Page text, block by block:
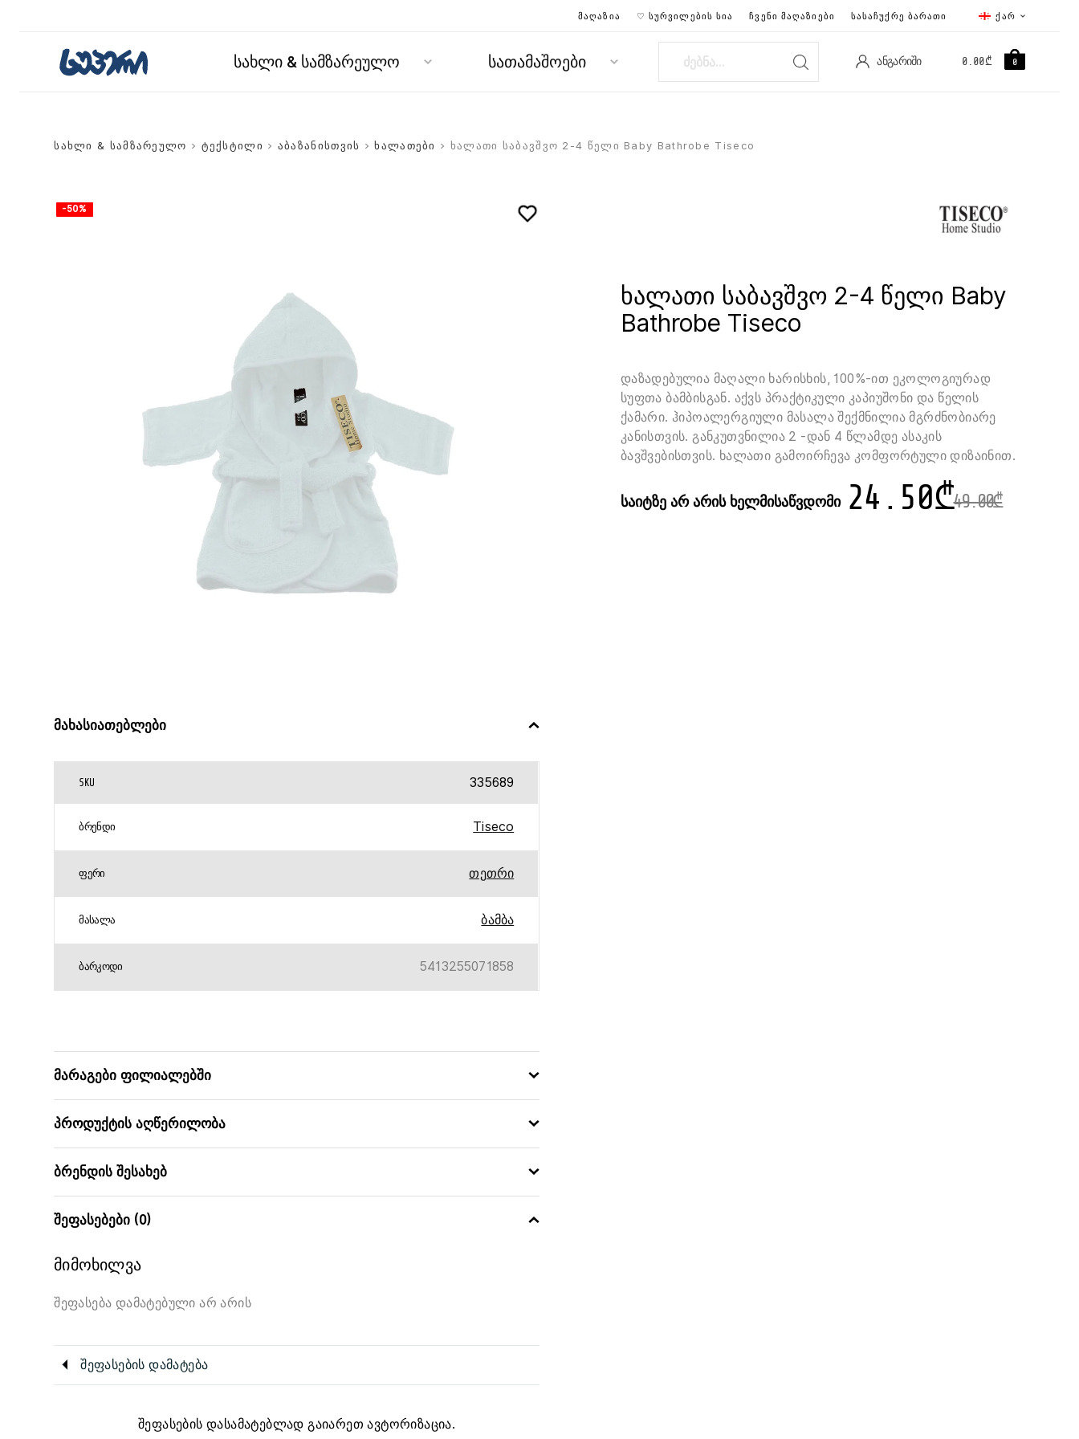
ᲥᲐᲠ
ᲛᲐᲦᲐᲖᲘᲐ ♡ ᲡᲣᲠᲕᲘᲚᲔᲑᲘᲡ ᲡᲘᲐ ᲩᲕᲔᲜᲘ ᲛᲐᲦᲐᲖᲘᲔᲑᲘ ᲡᲐᲡᲐᲩᲣᲥᲠᲔ ᲑᲐᲠᲐᲗᲘ
სახლი & სამზარეულო სათამაშოები ᲐᲜᲒᲐᲠᲘᲨᲘ 0.00₾ 0
სახლი & სამზარეულო > ტექსტილი > აბაზანისთვის >ხალათები > ხალათი საბავშვო 2-4 წელი Baby Bathrobe Tiseco
-50%
ხალათი საბავშვო 2-4 წელი Baby
Bathrobe Tiseco
დაზადებულია მაღალი ხარისხის, 100%-ით ეკოლოგიურად
სუფთა ბამბისგან. აქვს პრაქტიკული კაპიუშონი და წელის
ქამარი. ჰიპოალერგიული მასალა შექმნილია მგრძნობიარე
კანისთვის. განკუთვნილია 2 -დან 4 წლამდე ასაკის
ბავშვებისთვის. ხალათი გამოირჩევა კომფორტული დიზაინით.
49.00₾
24.50₾
საიტზე არ არის ხელმისაწვდომი
მახასიათებლები
SKU 335689
ᲑᲠᲔᲜᲓᲘ Tiseco
ᲤᲔᲠᲘ თეთრი
ᲛᲐᲡᲐᲚᲐ ბამბა
ᲑᲐᲠᲙᲝᲓᲘ 5413255071858
მარაგები ფილიალებში
პროდუქტის აღწერილობა
ბრენდის შესახებ
შეფასებები (0)
მიმოხილვა
შეფასება დამატებული არ არის
შეფასების დამატება
შეფასების დასამატებლად გაიარეთ ავტორიზაცია.